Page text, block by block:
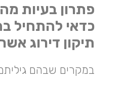
פתרון בעיות
כדאי להתחיל
תיקון דירוג
במקרים שבהם